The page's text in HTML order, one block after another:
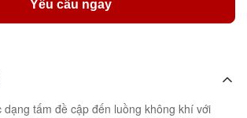
Yêu cầu ngay
dạng tấm đề cập đến luồng không khí với